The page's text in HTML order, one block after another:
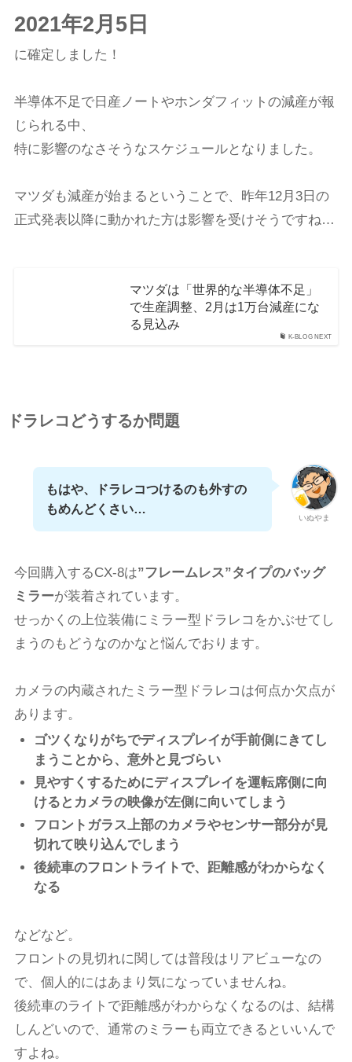
2021年2月5日
に確定しました！
半導体不足で日産ノートやホンダフィットの減産が報
じられる中、
特に影響のなさそうなスケジュールとなりました。
マツダも減産が始まるということで、昨年12月3日の
正式発表以降に動かれた方は影響を受けそうですね…
K-BLOG NEXT
マツダは「世界的な半導体不足」
で生産調整、2月は1万台減産にな
る見込み
ドラレコどうするか問題
いぬやま
もはや、ドラレコつけるのも外すの
もめんどくさい…
今回購入するCX-8は”フレームレス”タイプのバッグ
ミラーが装着されています。
せっかくの上位装備にミラー型ドラレコをかぶせてし
まうのもどうなのかなと悩んでおります。
カメラの内蔵されたミラー型ドラレコは何点か欠点が
あります。
ゴツくなりがちでディスプレイが手前側にきてし
まうことから、意外と見づらい
見やすくするためにディスプレイを運転席側に向
けるとカメラの映像が左側に向いてしまう
フロントガラス上部のカメラやセンサー部分が見
切れて映り込んでしまう
後続車のフロントライトで、距離感がわからなく
なる
などなど。
フロントの見切れに関しては普段はリアビューなの
で、個人的にはあまり気になっていませんね。
後続車のライトで距離感がわからなくなるのは、結構
しんどいので、通常のミラーも両立できるといいんで
すよね。